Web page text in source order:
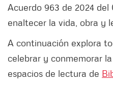
Acuerdo 963 de 2024
enaltecer la vida, obra y
A continuación explora
celebrar y conmemorar
espacios de lectura de